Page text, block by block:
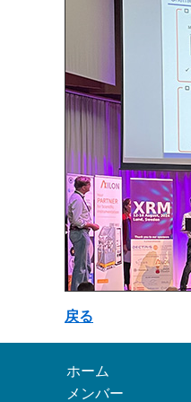
戻る
ホーム
メンバー